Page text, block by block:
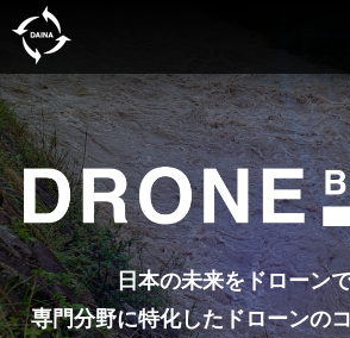
日本の未来をドローン
専門分野に特化したドローンの